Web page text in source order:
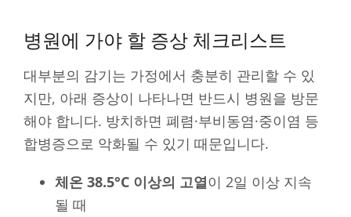
병원에 가야 할 증상 체크리스트
대부분의 감기는 가정에서 충분히 관리할 수 있
지만, 아래 증상이 나타나면 반드시 병원을 방문
해야 합니다. 방치하면 폐렴·부비동염·중이염 등
합병증으로 악화될 수 있기 때문입니다.
체온 38.5°C 이상의 고열이 2일 이상 지속
될 때